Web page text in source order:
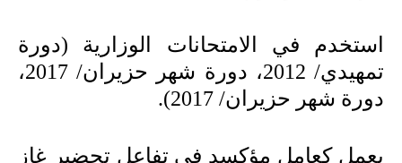
استخدم في الامتحانات الوزارية (دورة
تمهيدي/ 2012، دورة شهر حزيران/ 2017،
دورة شهر حزيران/ 2017).
يعمل كعامل مؤكسد في تفاعل تحضير غاز